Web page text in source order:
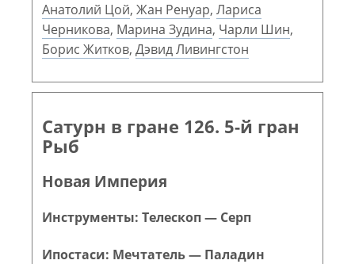
Анатолий Цой, Жан Ренуар, Лариса
Черникова, Марина Зудина, Чарли Шин,
Борис Житков, Дэвид Ливингстон
Сатурн в гране 126. 5-й гран
Рыб
Новая Империя
Инструменты: Телескоп — Серп
Ипостаси: Мечтатель — Паладин